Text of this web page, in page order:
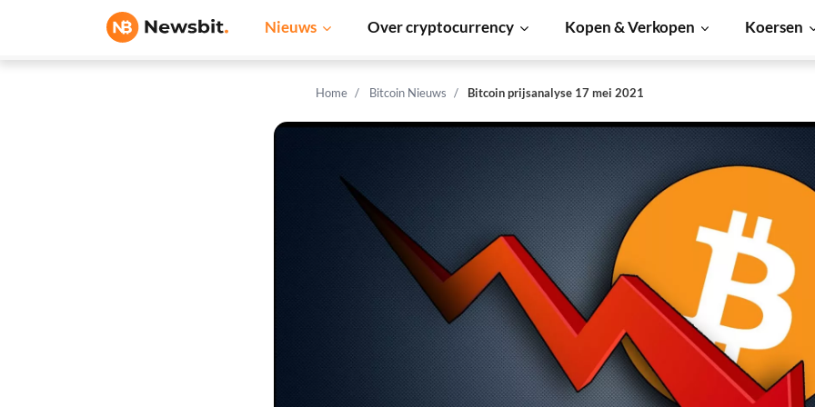
Nieuws Over cryptocurrency Kopen & Verkopen Koersen
Home Bitcoin Nieuws Bitcoin prijsanalyse 17 mei 2021